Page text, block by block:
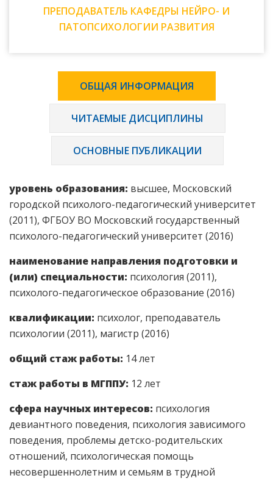
ПРЕПОДАВАТЕЛЬ КАФЕДРЫ НЕЙРО- И
ПАТОПСИХОЛОГИИ РАЗВИТИЯ
ОБЩАЯ ИНФОРМАЦИЯ
ЧИТАЕМЫЕ ДИСЦИПЛИНЫ
ОСНОВНЫЕ ПУБЛИКАЦИИ
уровень образования: высшее, Московский
городской психолого-педагогический университет
(2011), ФГБОУ ВО Московский государственный
психолого-педагогический университет (2016)
наименование направления подготовки и
(или) специальности: психология (2011),
психолого-педагогическое образование (2016)
квалификации: психолог, преподаватель
психологии (2011), магистр (2016)
общий стаж работы: 14 лет
cтаж работы в МГППУ: 12 лет
сфера научных интересов: психология
девиантного поведения, психология зависимого
поведения, проблемы детско-родительских
отношений, психологическая помощь
несовершеннолетним и семьям в трудной